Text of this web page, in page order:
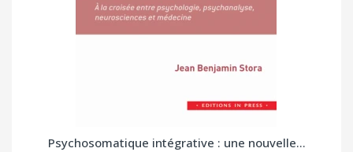
Psychosomatique intégrative : une nouvelle...